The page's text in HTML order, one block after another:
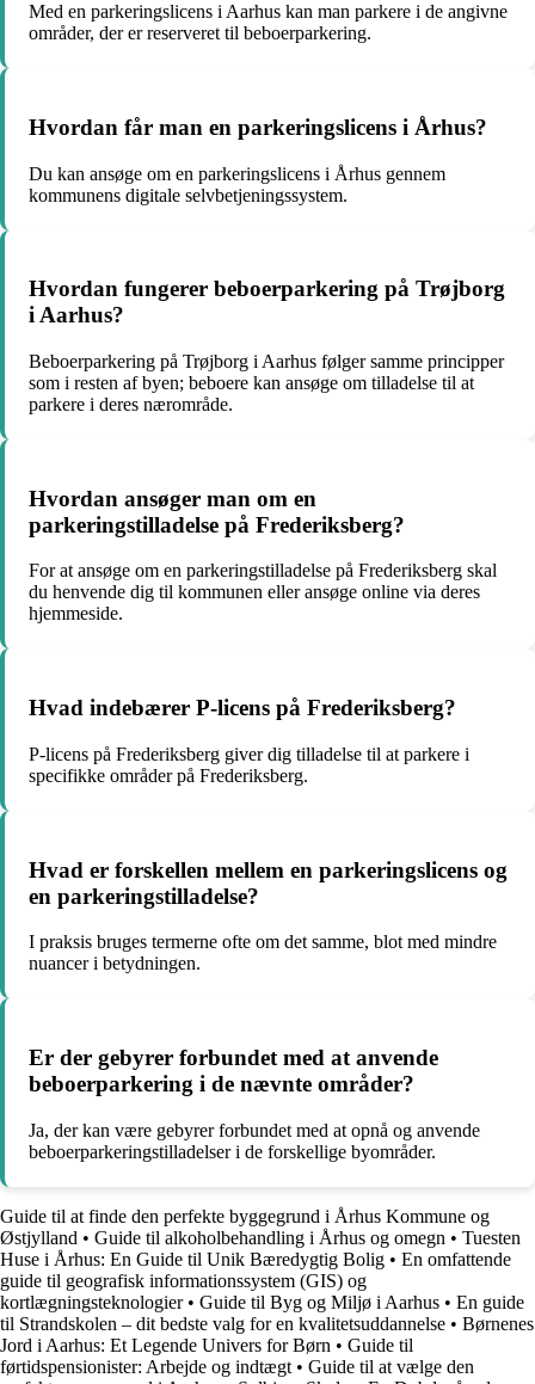
Med en parkeringslicens i Aarhus kan man parkere i de angivne
områder, der er reserveret til beboerparkering.
Hvordan får man en parkeringslicens i Århus?
Du kan ansøge om en parkeringslicens i Århus gennem
kommunens digitale selvbetjeningssystem.
Hvordan fungerer beboerparkering på Trøjborg
i Aarhus?
Beboerparkering på Trøjborg i Aarhus følger samme principper
som i resten af byen; beboere kan ansøge om tilladelse til at
parkere i deres nærområde.
Hvordan ansøger man om en
parkeringstilladelse på Frederiksberg?
For at ansøge om en parkeringstilladelse på Frederiksberg skal
du henvende dig til kommunen eller ansøge online via deres
hjemmeside.
Hvad indebærer P-licens på Frederiksberg?
P-licens på Frederiksberg giver dig tilladelse til at parkere i
specifikke områder på Frederiksberg.
Hvad er forskellen mellem en parkeringslicens og
en parkeringstilladelse?
I praksis bruges termerne ofte om det samme, blot med mindre
nuancer i betydningen.
Er der gebyrer forbundet med at anvende
beboerparkering i de nævnte områder?
Ja, der kan være gebyrer forbundet med at opnå og anvende
beboerparkeringstilladelser i de forskellige byområder.
Guide til at finde den perfekte byggegrund i Århus Kommune og
Østjylland • Guide til alkoholbehandling i Århus og omegn • Tuesten
Huse i Århus: En Guide til Unik Bæredygtig Bolig • En omfattende
guide til geografisk informationssystem (GIS) og
kortlægningsteknologier• Guide til Byg og Miljø i Aarhus • En guide
til Strandskolen – dit bedste valg for en kvalitetsuddannelse • Børnenes
Jord i Aarhus: Et Legende Univers for Børn • Guide til
førtidspensionister: Arbejde og indtægt • Guide til at vælge den